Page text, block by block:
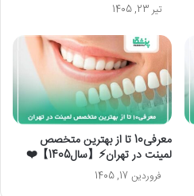
تیر 23, 1405
معرفی10 تا از بهترین متخصص
لمینت در تهران⚡【سال1405】❤️
فروردین 17, 1405